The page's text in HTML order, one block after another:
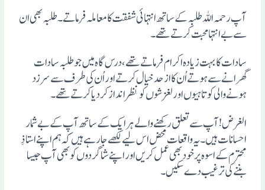
آپ رحمہ اللہ طلبہ کے ساتھ انتہائی شفقت کا معاملہ فرماتے۔ طلبہ بھی ان
سے بے انتہا محبت کرتے تھے۔
سادات کا بہت زیادہ اکرام فرماتے تھے، درس گاہ میں جو طلبہ سادات
گھرانے سے ہوتے اُن کا از حد خیال کرتے اور اُن کی طرف سے سرزد
ہونے والی کوتاہیوں اور لغزشوں کو نظر انداز کردیا کرتے تھے۔
الغرض! آپ سے تعلق رکھنے والے ہر ایک کے ساتھ آپ کے بے شمار
احسانات ہیں۔یہ واقعات محض اس لیے لکھے جارہے ہیں کہ ہم اپنے استاذِ
محترم کے اسوہ پر خود بھی عمل کریں اور اپنے شاگردوں کو بھی آپ جیسا
بننے کی ترغیب دے سکیں۔